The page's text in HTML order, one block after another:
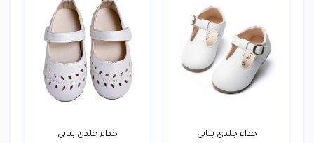
حذاء جلدي بناتي حذاء جلدي بناتي